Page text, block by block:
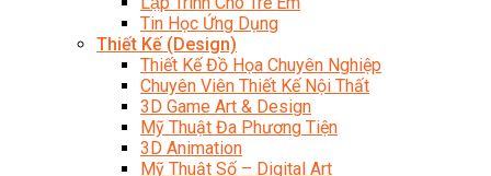
Tin Học Ứng Dụng
Thiết Kế (Design)
Thiết Kế Đồ Họa Chuyên Nghiệp
Chuyên Viên Thiết Kế Nội Thất
3D Game Art & Design
Mỹ Thuật Đa Phương Tiện
3D Animation
Mỹ Thuật Số – Digital Art